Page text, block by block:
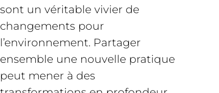
sont un véritable vivier de
changements pour
l’environnement. Partager
ensemble une nouvelle pratique
peut mener à des